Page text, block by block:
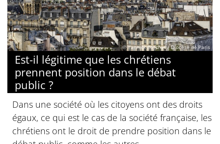
© Yannick Boschat / Diocèse de Paris
Est-il légitime que les chrétiens
prennent position dans le débat
public ?
Dans une société où les citoyens ont des droits
égaux, ce qui est le cas de la société française, les
chrétiens ont le droit de prendre position dans le